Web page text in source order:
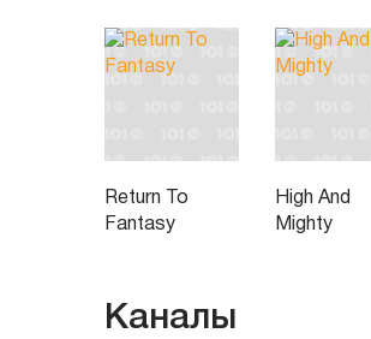
Return To
Fantasy
High And
Mighty
Каналы